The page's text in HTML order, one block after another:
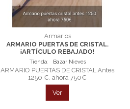
Armarios
ARMARIO PUERTAS DE CRISTAL.
¡ARTÍCULO REBAJADO!
Tienda: Bazar Nieves
ARMARIO PUERTAS DE CRISTAL Antes
1250 €, ahora 750€
Ver